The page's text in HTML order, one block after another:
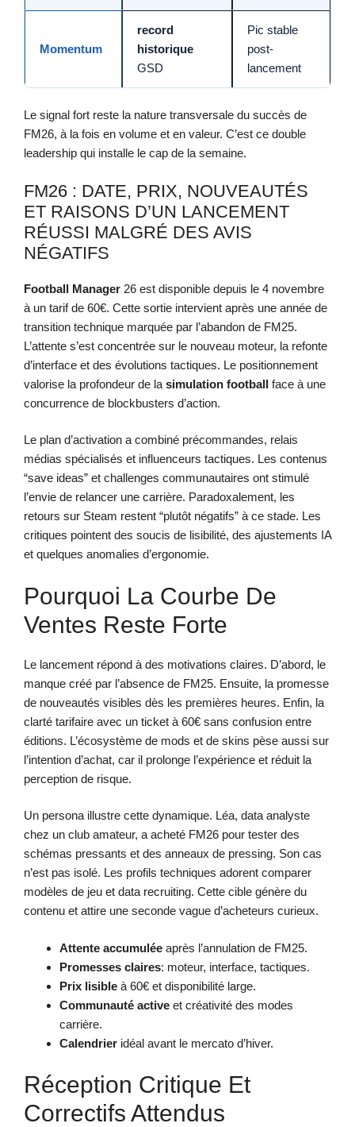
Momentum
record
historique
GSD
Pic stable
post-
lancement
Le signal fort reste la nature transversale du succès de
FM26, à la fois en volume et en valeur. C’est ce double
leadership qui installe le cap de la semaine.
FM26 : DATE, PRIX, NOUVEAUTÉS
ET RAISONS D’UN LANCEMENT
RÉUSSI MALGRÉ DES AVIS
NÉGATIFS
Football Manager 26 est disponible depuis le 4 novembre
à un tarif de 60€. Cette sortie intervient après une année de
transition technique marquée par l’abandon de FM25.
L’attente s’est concentrée sur le nouveau moteur, la refonte
d’interface et des évolutions tactiques. Le positionnement
valorise la profondeur de la simulation football face à une
concurrence de blockbusters d’action.
Le plan d’activation a combiné précommandes, relais
médias spécialisés et influenceurs tactiques. Les contenus
“save ideas” et challenges communautaires ont stimulé
l’envie de relancer une carrière. Paradoxalement, les
retours sur Steam restent “plutôt négatifs” à ce stade. Les
critiques pointent des soucis de lisibilité, des ajustements IA
et quelques anomalies d’ergonomie.
Pourquoi La Courbe De
Ventes Reste Forte
Le lancement répond à des motivations claires. D’abord, le
manque créé par l’absence de FM25. Ensuite, la promesse
de nouveautés visibles dès les premières heures. Enfin, la
clarté tarifaire avec un ticket à 60€ sans confusion entre
éditions. L’écosystème de mods et de skins pèse aussi sur
l’intention d’achat, car il prolonge l’expérience et réduit la
perception de risque.
Un persona illustre cette dynamique. Léa, data analyste
chez un club amateur, a acheté FM26 pour tester des
schémas pressants et des anneaux de pressing. Son cas
n’est pas isolé. Les profils techniques adorent comparer
modèles de jeu et data recruiting. Cette cible génère du
contenu et attire une seconde vague d’acheteurs curieux.
Attente accumulée après l’annulation de FM25.
Promesses claires: moteur, interface, tactiques.
Prix lisible à 60€ et disponibilité large.
Communauté active et créativité des modes
carrière.
Calendrier idéal avant le mercato d’hiver.
Réception Critique Et
Correctifs Attendus